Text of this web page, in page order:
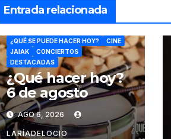
Entrada relacionada
¿QUÉ SE PUEDE HACER HOY?
CINE
JAIAK
CONCIERTOS
DESTACADAS
¿Qué hacer hoy?
6 de agosto
AGO 6, 2026
LARÍADELOCIO